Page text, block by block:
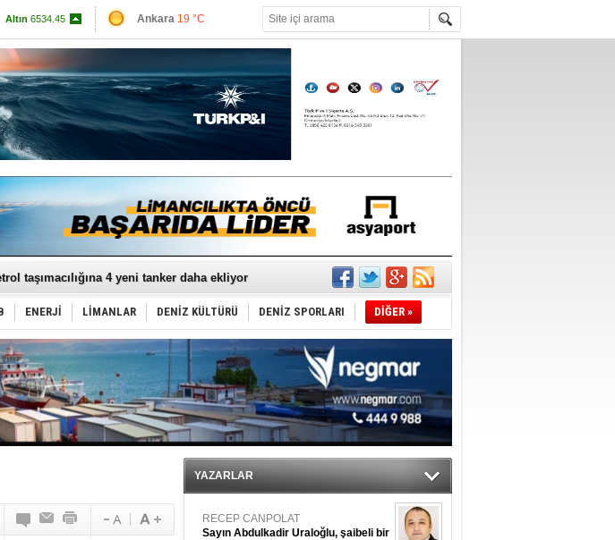
Altın 6534.45
Euro54.9777
Ankara 19 °C
Antalya24 °C
Muğla 20 °C
Çanakkale 23 °C
EYDEP’te A sertifikası alan ilk tersane oldu
taşımacılığına 4 yeni tanker daha ekliyor
2. oldu!
maliyetler katlandı
için yurt dışı harcı için düzenleme istiyor
hattında yeni dönem başlıyor
tutuklaması!
yeni ‘Ceza Rejimi’!
Yönetim Kurulu Başkanını seçti!
‘SoleMarin’i seçti
tarih yazıldı!
derinliklerinde halkı tehdit ediyor
tonaj yetkisi
ENERJİ LİMANLAR DENİZ KÜLTÜRÜ DENİZ SPORLARI DİĞER »
YAZARLAR
RECEP CANPOLAT
Sayın Abdulkadir Uraloğlu, şaibeli bir